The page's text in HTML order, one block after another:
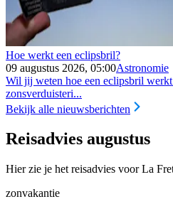
Hoe werkt een eclipsbril?
09 augustus 2026, 05:00Astronomie
Wil jij weten hoe een eclipsbril
zonsverduisteri...
Bekijk alle nieuwsberichten
Reisadvies augustus
Hier zie je het reisadvies voor La
zonvakantie